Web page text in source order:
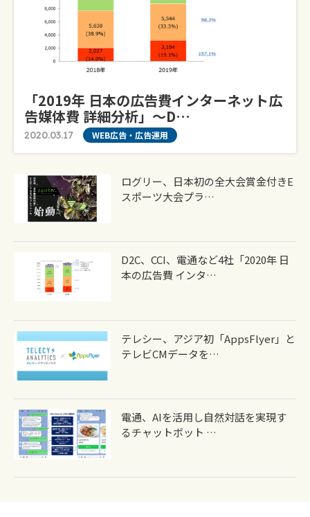
「2019年 日本の広告費インターネット広
告媒体費 詳細分析」～D…
2020.03.17 WEB広告・広告運用
ログリー、日本初の全大会賞金付きe
スポーツ大会プラ…
D2C、CCI、電通など4社「2020年 日
本の広告費 インタ…
テレシー、アジア初「AppsFlyer」と
テレビCMデータを…
電通、AIを活用し自然対話を実現す
るチャットボット …